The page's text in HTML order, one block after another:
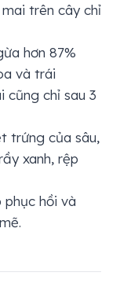
trên cây chỉ
hơn 87%
và trái
cũng chỉ sau 3
trứng của sâu,
xanh, rệp
phục hồi và